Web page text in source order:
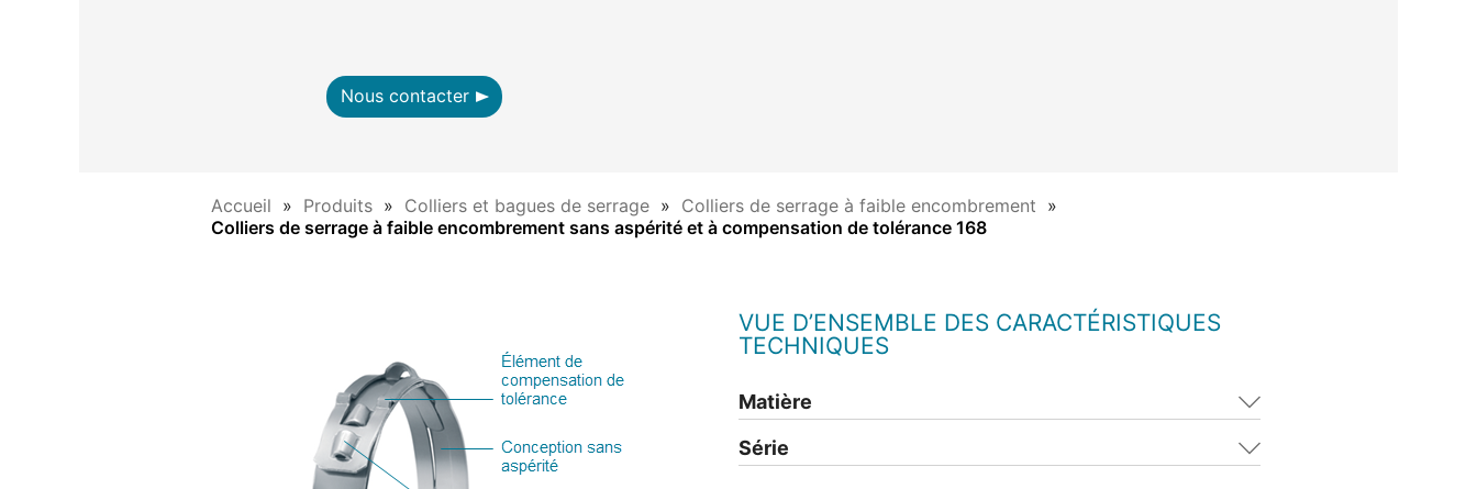
Nous contacter
Accueil Produits Colliers et bagues de serrage
Colliers de serrage à faible encombrement
Colliers de serrage à faible encombrement sans aspérité et à compensation de tolérance 168
VUE D’ENSEMBLE DES CARACTÉRISTIQUES
TECHNIQUES
Matière
Série